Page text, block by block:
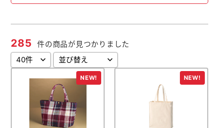
カレンダー本舗
カイロ本舗
キャンディー本舗
ボックスティッシュ本舗
メモ帳本舗
クリアファイル本舗
ウェットティッシュ本舗
285 件の商品が見つかりました